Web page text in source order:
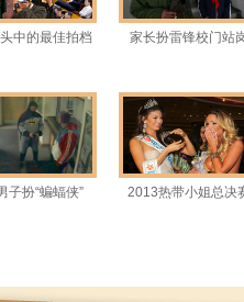
是 百分之九
名制)
到阳光下的
究所所长贾康
大控制效力，
中的最佳拍档 家长扮雷锋校门站
子扮“蝙蝠侠” 2013热带小姐总决